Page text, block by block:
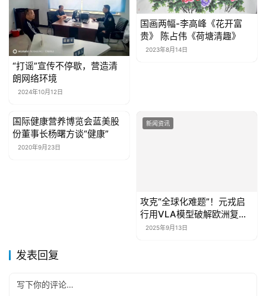
“打谣”宣传不停歇，营造清
朗网络环境
2024年10月12日
国画两幅-李高峰《花开富
贵》 陈占伟《荷塘清趣》
2023年8月14日
新闻资讯
国际健康营养博览会蓝美股
份董事长杨曙方谈“健康”
2020年9月23日
新闻资讯
攻克“全球化难题”！元戎启
行用VLA模型破解欧洲复杂
路况
发表回复